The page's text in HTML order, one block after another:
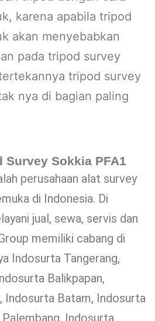
karena apabila tripod
akan menyebabkan
pada tripod survey
tripod survey
nya di bagian paling
Survey Sokkia PFA1
perusahaan alat survey
di Indonesia. Di
jual, sewa, servis dan
memiliki cabang di
Indosurta Tangerang,
Balikpapan,
Indosurta Batam, Indosurta
Indosurta